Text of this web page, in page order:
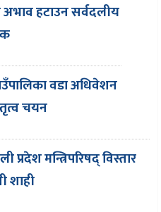
अभाव हटाउन सर्वदलीय
वडा अधिवेशन
चयन
प्रदेश मन्त्रिपरिषद् विस्तार
शाही